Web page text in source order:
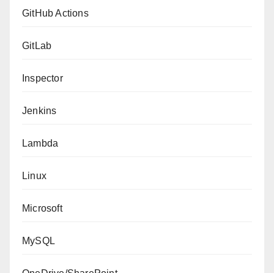
GitHub Actions
GitLab
Inspector
Jenkins
Lambda
Linux
Microsoft
MySQL